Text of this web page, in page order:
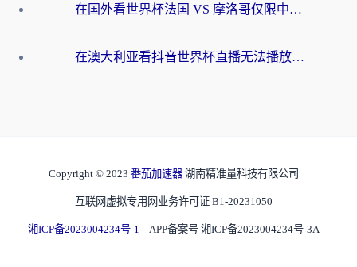
在国外看世界杯法国 VS 摩洛哥仅限中国大陆？别让地域限制拦下你的欢呼
在澳大利亚看抖音世界杯直播无法播放？海外党体育观赛终极指南来了！
Copyright © 2023 番茄加速器 湖南精准量科技有限公司
互联网虚拟专用网业务许可证 B1-20231050
湘ICP备2023004234号-1 APP备案号 湘ICP备2023004234号-3A